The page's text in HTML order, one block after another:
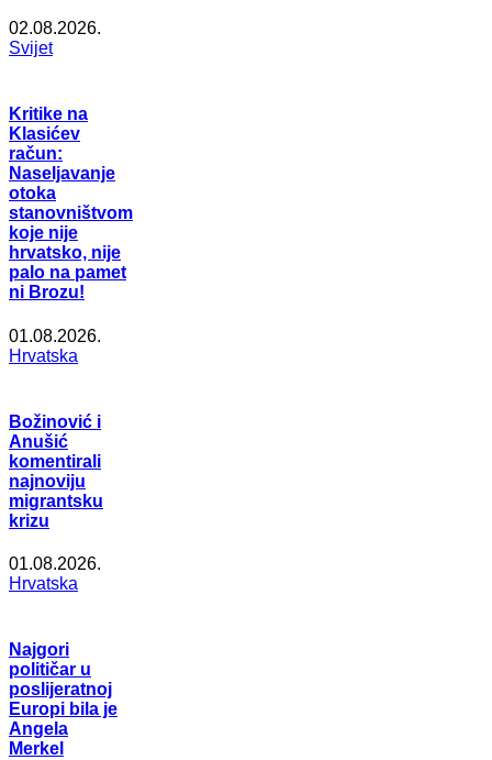
02.08.2026.
Svijet
Kritike na
Klasićev
račun:
Naseljavanje
otoka
stanovništvom
koje nije
hrvatsko, nije
palo na pamet
ni Brozu!
01.08.2026.
Hrvatska
Božinović i
Anušić
komentirali
najnoviju
migrantsku
krizu
01.08.2026.
Hrvatska
Najgori
političar u
poslijeratnoj
Europi bila je
Angela
Merkel